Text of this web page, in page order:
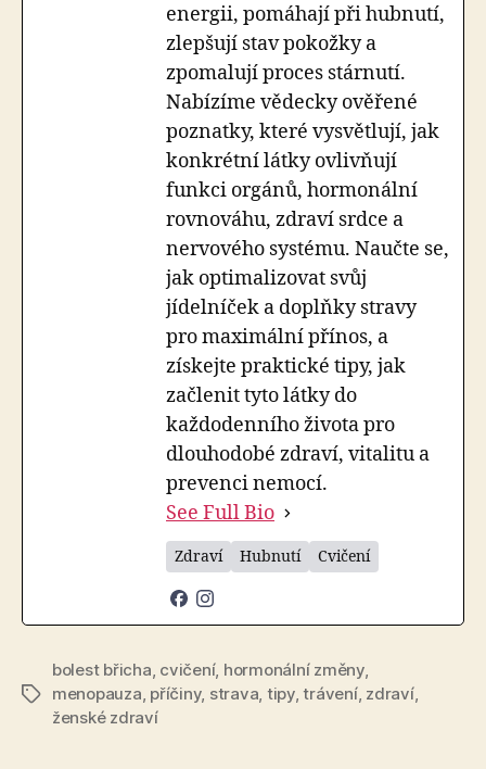
energii, pomáhají při hubnutí,
zlepšují stav pokožky a
zpomalují proces stárnutí.
Nabízíme vědecky ověřené
poznatky, které vysvětlují, jak
konkrétní látky ovlivňují
funkci orgánů, hormonální
rovnováhu, zdraví srdce a
nervového systému. Naučte se,
jak optimalizovat svůj
jídelníček a doplňky stravy
pro maximální přínos, a
získejte praktické tipy, jak
začlenit tyto látky do
každodenního života pro
dlouhodobé zdraví, vitalitu a
prevenci nemocí.
See Full Bio
Zdraví Hubnutí Cvičení
Štítky
bolest břicha cvičení, hormonální změny,
menopauza příčiny, strava tipy,trávení, zdraví,
ženské zdraví